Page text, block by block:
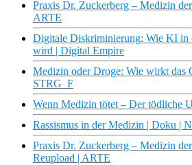
Praxis Dr. Zuckerberg – Medizin
ARTE
Digitale Diskriminierung: Wie KI in
wird | Digital Empire
Medizin oder Droge: Wie wirkt das
STRG_F
Wenn Medizin tötet – Der tödliche
Rassismus in der Medizin | Doku |
Praxis Dr. Zuckerberg – Medizin
Reupload | ARTE